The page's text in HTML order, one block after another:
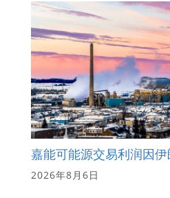
嘉能可能源交易利润因
2026年8月6日